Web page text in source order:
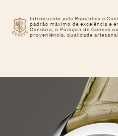
Introduzido pela República e
padrão máximo de excelência e
Genebra, o Poinçon de Genève
proveniência, qualidade